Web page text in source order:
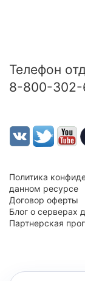
Телефон
8-800-302-
Политика
данном ресурсе
Договор оферты
Блог о серверах
Партнерская